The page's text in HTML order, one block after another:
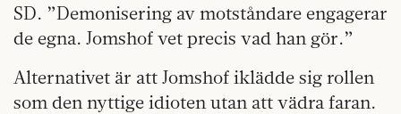
SD. ”Demonisering av motståndare engagerar
de egna. Jomshof vet precis vad han gör.”
Alternativet är att Jomshof iklädde sig rollen
som den nyttige idioten utan att vädra faran.